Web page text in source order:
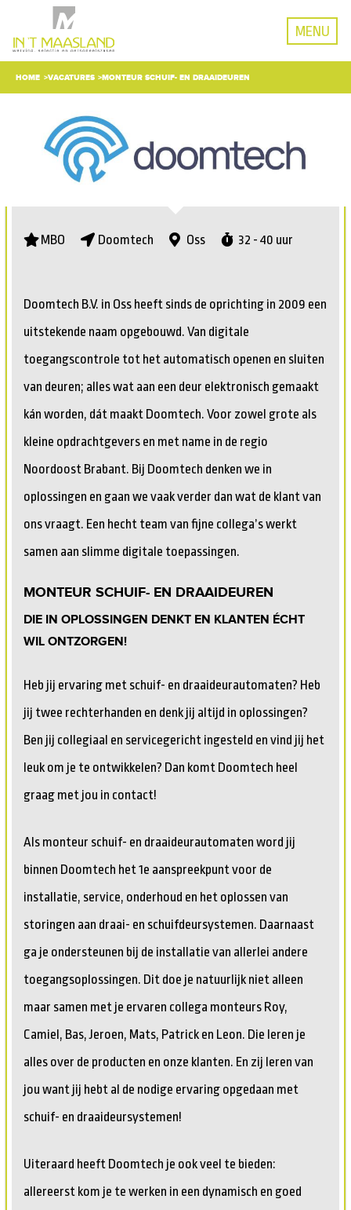
MENU
HOME VACATURES MONTEUR SCHUIF- EN DRAAIDEUREN
MBO Doomtech Oss 32 - 40 uur
Doomtech B.V. in Oss heeft sinds de oprichting in 2009 een
uitstekende naam opgebouwd. Van digitale
toegangscontrole tot het automatisch openen en sluiten
van deuren; alles wat aan een deur elektronisch gemaakt
kán worden, dát maakt Doomtech. Voor zowel grote als
kleine opdrachtgevers en met name in de regio
Noordoost Brabant. Bij Doomtech denken we in
oplossingen en gaan we vaak verder dan wat de klant van
ons vraagt. Een hecht team van fijne collega’s werkt
samen aan slimme digitale toepassingen.
MONTEUR SCHUIF- EN DRAAIDEUREN
DIE IN OPLOSSINGEN DENKT EN KLANTEN ÉCHT
WIL ONTZORGEN!
Heb jij ervaring met schuif- en draaideurautomaten? Heb
jij twee rechterhanden en denk jij altijd in oplossingen?
Ben jij collegiaal en servicegericht ingesteld en vind jij het
leuk om je te ontwikkelen? Dan komt Doomtech heel
graag met jou in contact!
Als monteur schuif- en draaideurautomaten word jij
binnen Doomtech het 1e aanspreekpunt voor de
installatie, service, onderhoud en het oplossen van
storingen aan draai- en schuifdeursystemen. Daarnaast
ga je ondersteunen bij de installatie van allerlei andere
toegangsoplossingen. Dit doe je natuurlijk niet alleen
maar samen met je ervaren collega monteurs Roy,
Camiel, Bas, Jeroen, Mats, Patrick en Leon. Die leren je
alles over de producten en onze klanten. En zij leren van
jou want jij hebt al de nodige ervaring opgedaan met
schuif- en draaideursystemen!
Uiteraard heeft Doomtech je ook veel te bieden:
allereerst kom je te werken in een dynamisch en goed